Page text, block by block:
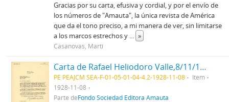
Gracias por su carta, efusiva y cordial, y por el envío de
los números de "Amauta", la única revista de América
que da el tono preciso, a mi manera de ver, sin limitarse
a los marcos estrechos y ... »
Casanovas, Martí
Carta de Rafael Heliodoro Valle,8/11/1928
PE PEAJCM SEA-F-01-05-01-04-4.2-1928-11-08
Item
1928-11-08
Parte deFondo Sociedad Editora Amauta